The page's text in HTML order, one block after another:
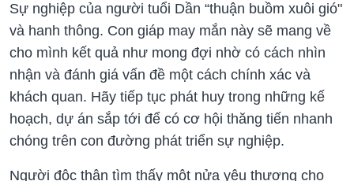
Sự nghiệp của người tuổi Dần “thuận buồm xuôi gió"
và hanh thông. Con giáp may mắn này sẽ mang về
cho mình kết quả như mong đợi nhờ có cách nhìn
nhận và đánh giá vấn đề một cách chính xác và
khách quan. Hãy tiếp tục phát huy trong những kế
hoạch, dự án sắp tới để có cơ hội thăng tiến nhanh
chóng trên con đường phát triển sự nghiệp.
Người độc thân tìm thấy một nửa yêu thương cho